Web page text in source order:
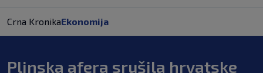
Crna KronikaEkonomija
Plinska afera srušila hrvatske